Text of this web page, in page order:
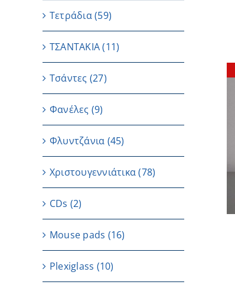
ΛΕΠΤΟΜΕΡΕΙΕΣ
Τετράδια(59)
ΤΣΑΝΤΑΚΙΑ (11)
Τσάντες (27)
Φανέλες (9)
Φλυντζάνια (45)
Χριστουγεννιάτικα(78)
CDs (2)
Μouse pads (16)
Plexiglass (10)